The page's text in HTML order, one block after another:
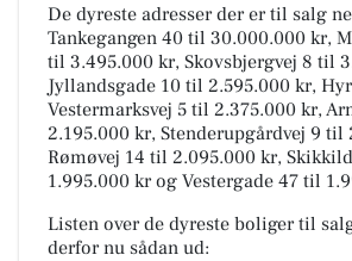
De dyreste adresser der er til salg
Tankegangen 40 til 30.000.000 kr,
til 3.495.000 kr, Skovsbjergvej 8 til
Jyllandsgade 10 til 2.595.000 kr,
Vestermarksvej 5 til 2.375.000 kr,
2.195.000 kr, Stenderupgårdvej 9 til
Rømøvej 14 til 2.095.000 kr,
1.995.000 kr og Vestergade 47 til
Listen over de dyreste boliger til
derfor nu sådan ud: